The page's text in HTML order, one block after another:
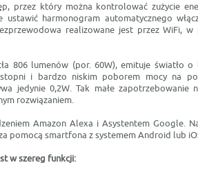
przez który można kontrolować zużycie
ustawić harmonogram automatycznego
realizowane jest przez WiFi,
806 lumenów (por. 60W), emituje światło
i bardzo niskim poborem mocy na
jedynie 0,2W. Tak małe zapotrzebowanie
rozwiązaniem.
Amazon Alexa i Asystentem Google.
pomocą smartfona z systemem Android lub
w szereg funkcji: